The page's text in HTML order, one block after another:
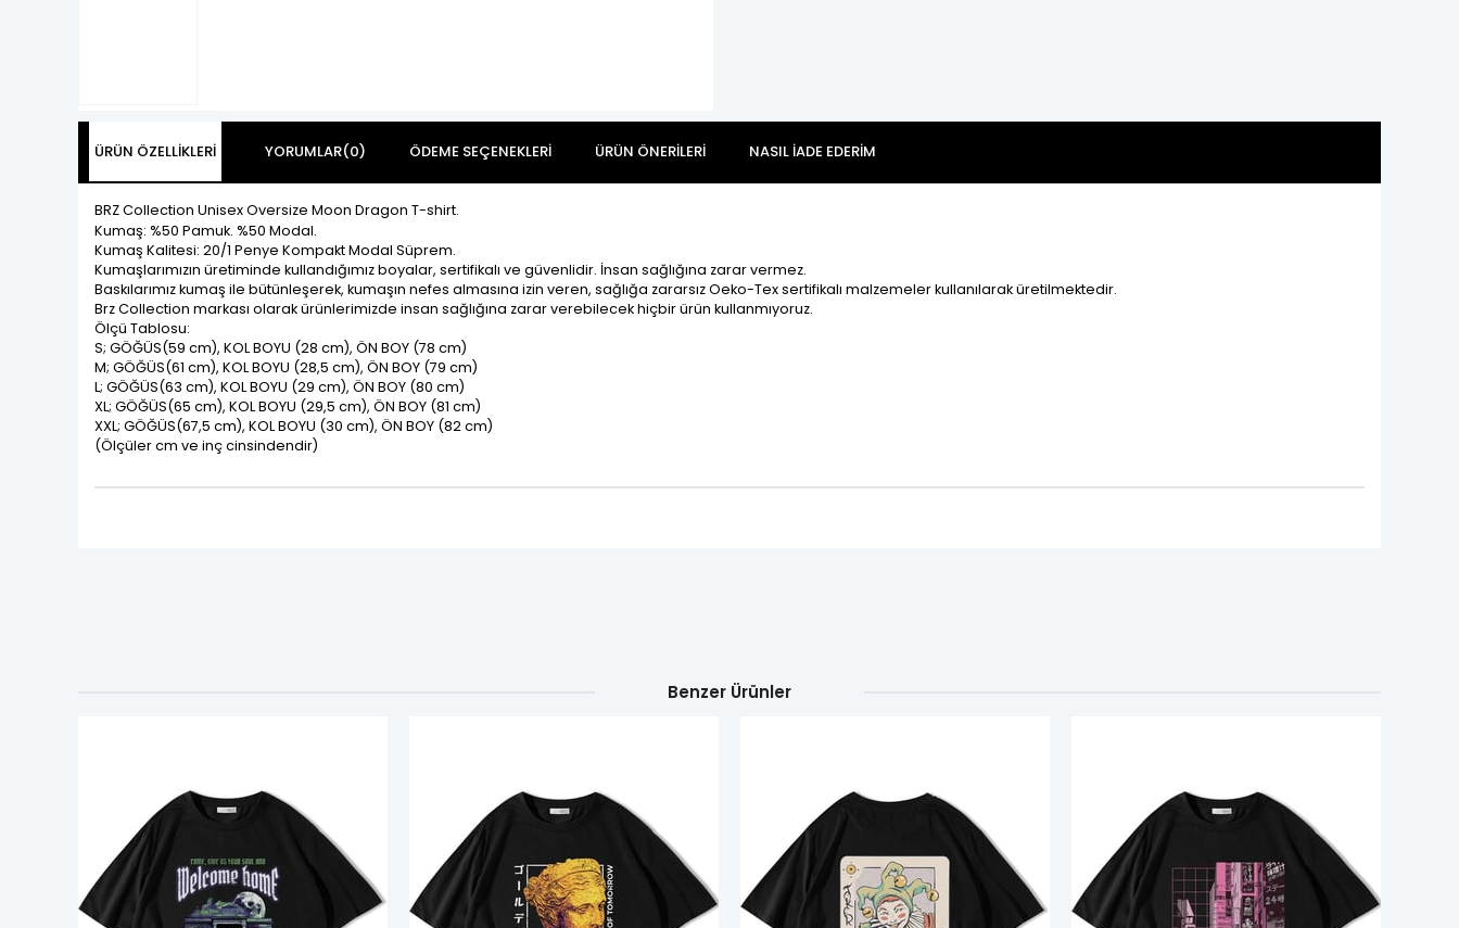
ÜRÜN ÖZELLIKLERI YORUMLAR(0) ÖDEME SEÇENEKLERI ÜRÜN ÖNERILERI NASIL İADE EDERIM
BRZ Collection Unisex Oversize Moon Dragon T-shirt.
Kumaş: %50 Pamuk. %50 Modal.
Kumaş Kalitesi: 20/1 Penye Kompakt Modal Süprem.
Kumaşlarımızın üretiminde kullandığımız boyalar, sertifikalı ve güvenlidir. İnsan sağlığına zarar vermez.
Baskılarımız kumaş ile bütünleşerek, kumaşın nefes almasına izin veren, sağlığa zararsız Oeko-Tex sertifikalı malzemeler kullanılarak üretilmektedir.
Brz Collection markası olarak ürünlerimizde insan sağlığına zarar verebilecek hiçbir ürün kullanmıyoruz.
Ölçü Tablosu:
S; GÖĞÜS(59 cm), KOL BOYU (28 cm), ÖN BOY (78 cm)
M; GÖĞÜS(61 cm), KOL BOYU (28,5 cm), ÖN BOY (79 cm)
L; GÖĞÜS(63 cm), KOL BOYU (29 cm), ÖN BOY (80 cm)
XL; GÖĞÜS(65 cm), KOL BOYU (29,5 cm), ÖN BOY (81 cm)
XXL; GÖĞÜS(67,5 cm), KOL BOYU (30 cm), ÖN BOY (82 cm)
(Ölçüler cm ve inç cinsindendir)
Benzer Ürünler